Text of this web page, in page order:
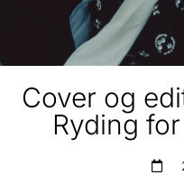
Cover og
Ryding